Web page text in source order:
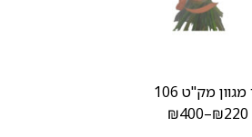
מגוון מק"ט 106
₪220
–
₪400